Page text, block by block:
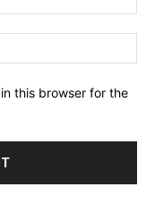
this browser for the